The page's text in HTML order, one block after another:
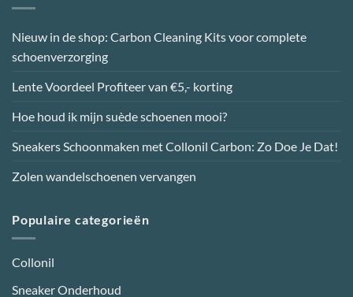
Nieuw in de shop: Carbon Cleaning Kits voor complete
schoenverzorging
Lente Voordeel Profiteer van €5,- korting
Hoe houd ik mijn suède schoenen mooi?
Sneakers Schoonmaken met Collonil Carbon: Zo Doe Je Dat!
Zolen wandelschoenen vervangen
Populaire categorieën
Collonil
Sneaker Onderhoud